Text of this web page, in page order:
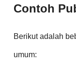
Contoh
Berikut adalah
umum: